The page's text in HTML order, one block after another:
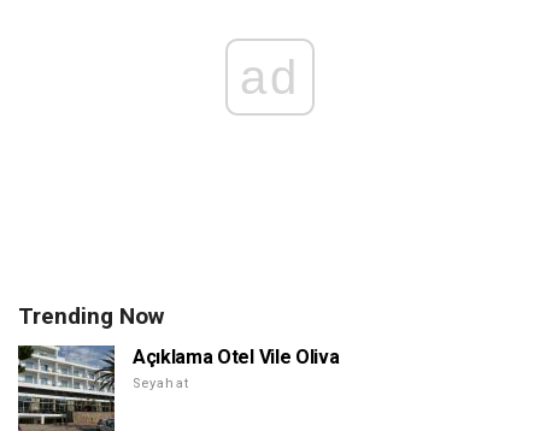
ad
Trending Now
Açıklama Otel Vile Oliva
Seyahat